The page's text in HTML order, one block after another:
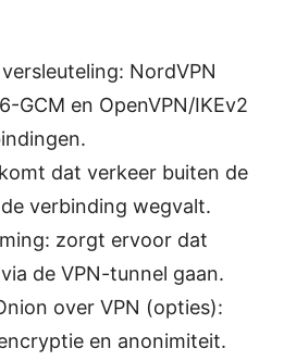
NordVPN
GCM en OpenVPN/IKEv2
dat verkeer buiten de
verbinding wegvalt.
zorgt ervoor dat
de VPN-tunnel gaan.
over VPN (opties):
en anonimiteit.